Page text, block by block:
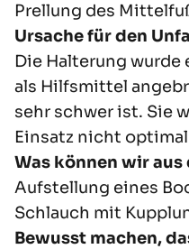
Prellung des
Ursache für den
Die Halterung wurde
als Hilfsmittel
sehr schwer ist. Sie
Einsatz nicht
Was können wir
Aufstellung eines
Schlauch mit
Bewusst machen,